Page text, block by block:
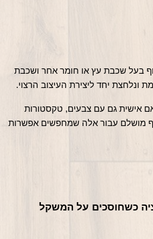
פרקט למינציה הוא סוג של ריצוף בעל שכבת עץ או חומר אחר ושכבת
יחד ליצירת העיצוב הרצוי.
פרקט למינציה יכול להיות מותאם אישית גם עם צבעים, טקסטורות
ועיצובים שונים. סוג זה של ריצוף מושלם עבור אלה שמחפשים אפשרות
היתרונות של פרקט למינציה כשחוסכים על המשקל